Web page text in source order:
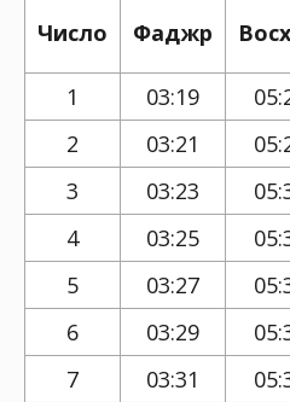
Число Фаджр
1
03:19
2
03:21
3
03:23
4
03:25
5
03:27
6
03:29
7
03:31